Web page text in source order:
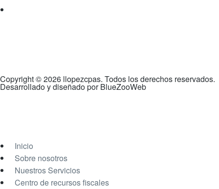
Copyright © 2026 llopezcpas. Todos los derechos reservados.
Desarrollado y diseñado porBlueZooWeb
Inicio
Sobre nosotros
Nuestros Servicios
Centro de recursos fiscales